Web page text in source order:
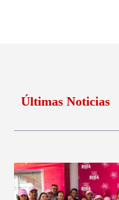
Últimas Noticias